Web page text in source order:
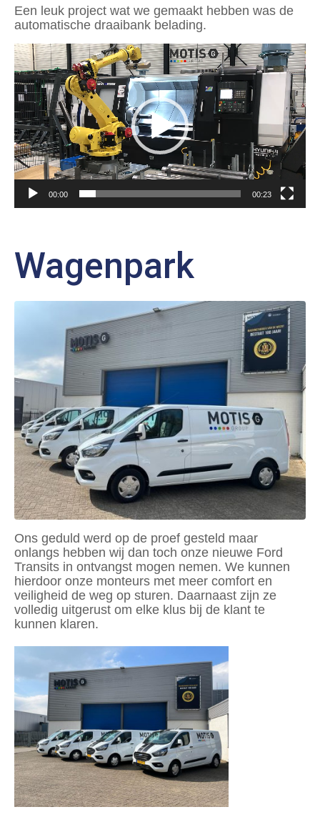
Een leuk project wat we gemaakt hebben was de
automatische draaibank belading.
Videospeler
00:00 00:23
Wagenpark
Ons geduld werd op de proef gesteld maar
onlangs hebben wij dan toch onze nieuwe Ford
Transits in ontvangst mogen nemen. We kunnen
hierdoor onze monteurs met meer comfort en
veiligheid de weg op sturen. Daarnaast zijn ze
volledig uitgerust om elke klus bij de klant te
kunnen klaren.